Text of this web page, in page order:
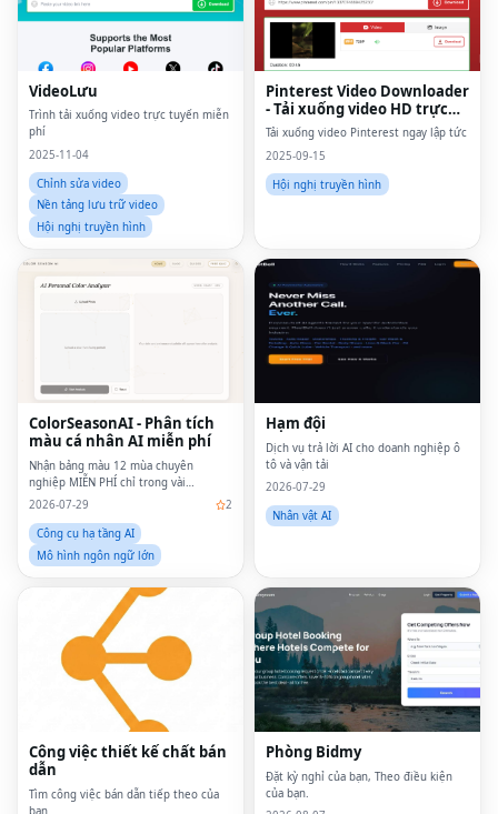
VideoLưu
Trình tải xuống video trực tuyến miễn
phí
2025-11-04
Chỉnh sửa video
Nền tảng lưu trữ video
Hội nghị truyền hình
Pinterest Video Downloader
- Tải xuống video HD trực
tuyến
Tải xuống video Pinterest ngay lập tức
2025-09-15
Hội nghị truyền hình
ColorSeasonAI - Phân tích
màu cá nhân AI miễn phí
Nhận bảng màu 12 mùa chuyên
nghiệp MIỄN PHÍ chỉ trong vài
giây.Không cần đăng ký!
2026-07-29
2
Công cụ hạ tầng AI
Mô hình ngôn ngữ lớn
Hạm đội
Dịch vụ trả lời AI cho doanh nghiệp ô
tô và vận tải
2026-07-29
Nhân vật AI
Công việc thiết kế chất bán
dẫn
Tìm công việc bán dẫn tiếp theo của
bạn
Phòng Bidmy
Đặt kỳ nghỉ của bạn, Theo điều kiện
của bạn.